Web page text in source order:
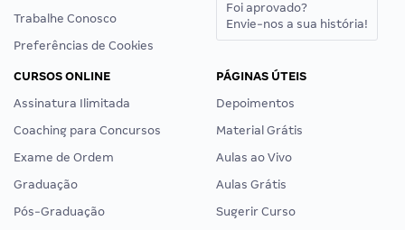
Trabalhe Conosco
Preferências de Cookies
Foi aprovado?
Envie-nos a sua história!
CURSOS ONLINE
Assinatura Ilimitada
Coaching para Concursos
Exame de Ordem
Graduação
Pós-Graduação
PÁGINAS ÚTEIS
Depoimentos
Material Grátis
Aulas ao Vivo
Aulas Grátis
Sugerir Curso